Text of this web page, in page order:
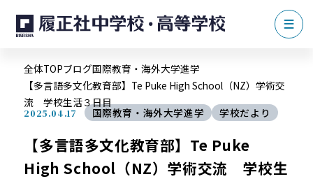
全体TOPブログ国際教育・海外大学進学
【多言語多文化教育部】Te Puke High School（NZ）学術交
流 学校生活３日目
2025.04.17 国際教育・海外大学進学 学校だより
【多言語多文化教育部】Te Puke
High School（NZ）学術交流 学校生